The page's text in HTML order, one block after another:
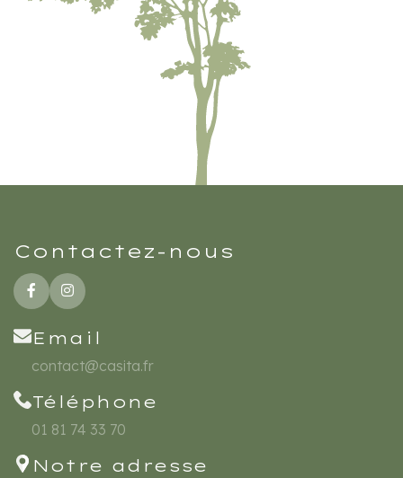
Contactez-nous
Email
contact@casita.fr
Téléphone
01 81 74 33 70
Notre adresse